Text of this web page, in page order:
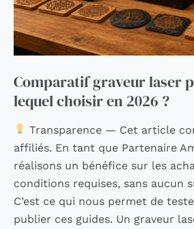
Comparatif graveur laser
lequel choisir en 2026 ?
Transparence — Cet article
affiliés. En tant que Partenaire
réalisons un bénéfice sur les
conditions requises, sans aucun
C’est ce qui nous permet de
publier ces guides. Un graveur
en
2026
?